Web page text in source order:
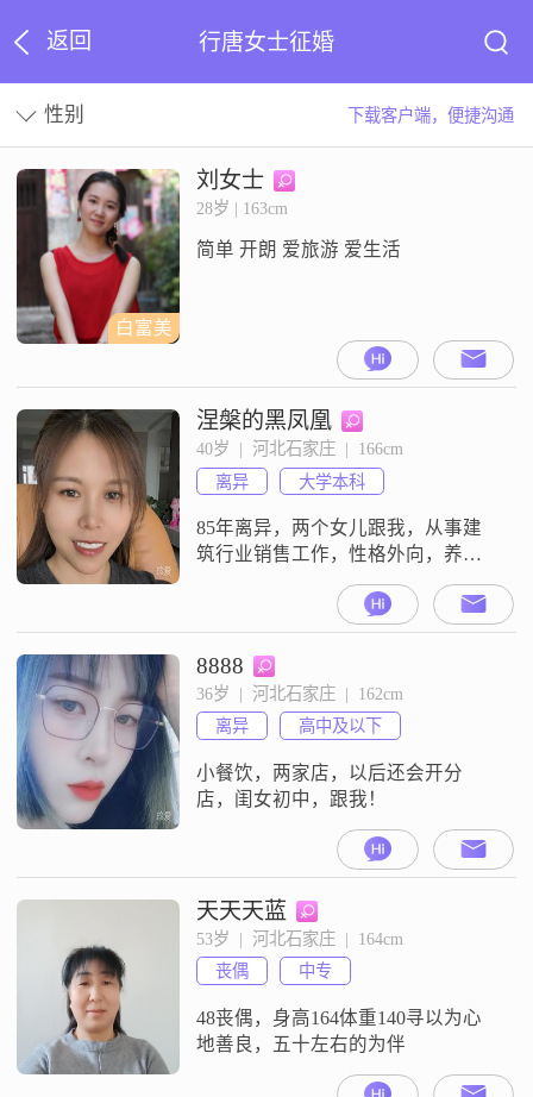
返回 行唐女士征婚
性别 下载客户端，便捷沟通
白富美
刘女士
28岁 | 163cm
简单 开朗 爱旅游 爱生活
涅槃的黑凤凰
40岁  |  河北石家庄  |  166cm
离异
大学本科
85年离异，两个女儿跟我，从事建
筑行业销售工作，性格外向，养
狗，暂没有结婚的打算。
8888
36岁  |  河北石家庄  |  162cm
离异
高中及以下
小餐饮，两家店，以后还会开分
店，闺女初中，跟我！
天天天蓝
53岁  |  河北石家庄  |  164cm
丧偶
中专
48丧偶，身高164体重140寻以为心
地善良，五十左右的为伴